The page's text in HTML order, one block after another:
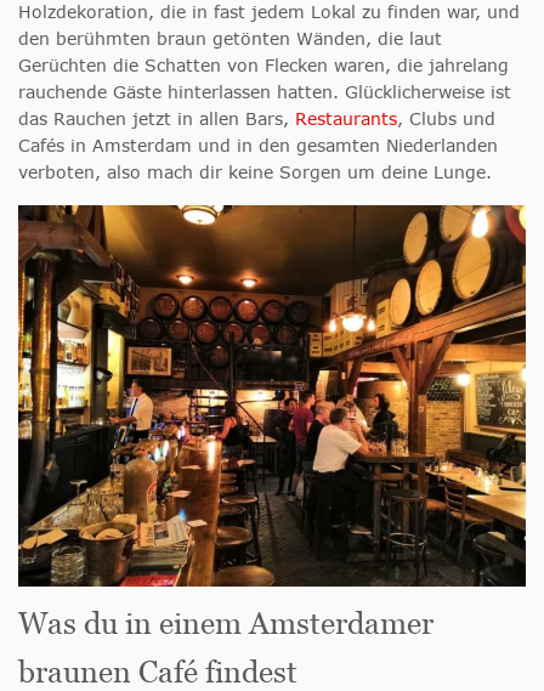
Holzdekoration, die in fast jedem Lokal zu finden war, und
den berühmten braun getönten Wänden, die laut
Gerüchten die Schatten von Flecken waren, die jahrelang
rauchende Gäste hinterlassen hatten. Glücklicherweise ist
das Rauchen jetzt in allen Bars, Restaurants, Clubs und
Cafés in Amsterdam und in den gesamten Niederlanden
verboten, also mach dir keine Sorgen um deine Lunge.
Was du in einem Amsterdamer
braunen Café findest